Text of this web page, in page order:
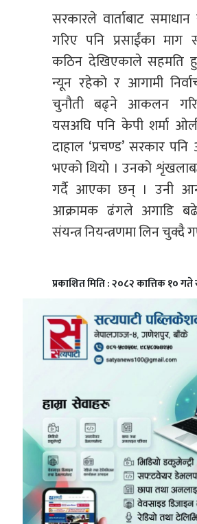
सरकारले वार्ताबाट समाधान
गरिए पनि प्रसाईंका माग
कठिन देखिएकाले सहमति
न्यून रहेको र आगामी
चुनौती बढ्ने आकलन
यसअघि पनि केपी शर्मा
दाहाल ‘प्रचण्ड’ सरकार
भएको थियो । उनको
गर्दै आएका छन् । उनी
आक्रामक ढंगले अगाडि
संयन्त्र नियन्त्रणमा लिन चुक्दै
प्रकाशित मिति : २०८२ कात्तिक १० गते